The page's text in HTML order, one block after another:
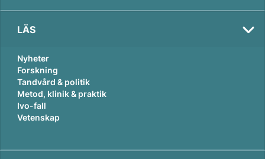
LÄS
Nyheter
Forskning
Tandvård & politik
Metod, klinik & praktik
Ivo-fall
Vetenskap